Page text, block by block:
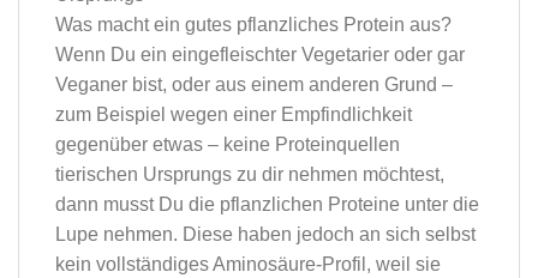
Was macht ein gutes pflanzliches Protein aus?
Wenn Du ein eingefleischter Vegetarier oder gar
Veganer bist, oder aus einem anderen Grund –
zum Beispiel wegen einer Empfindlichkeit
gegenüber etwas – keine Proteinquellen
tierischen Ursprungs zu dir nehmen möchtest,
dann musst Du die pflanzlichen Proteine unter die
Lupe nehmen. Diese haben jedoch an sich selbst
kein vollständiges Aminosäure-Profil, weil sie